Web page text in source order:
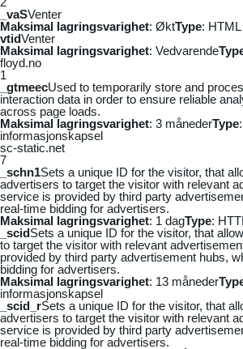
_vaSVenter
Maksimal lagringsvarighet: ØktType:
vtidVenter
Maksimal lagringsvarighet: Vedvarende
floyd.no
1
_gtmeecUsed to temporarily store and
interaction data in order to ensure reliable
across page loads.
Maksimal lagringsvarighet: 3 månederType
informasjonskapsel
sc-static.net
7
_schn1Sets a unique ID for the visitor, that
advertisers to target the visitor with relevant
service is provided by third party
real-time bidding for advertisers.
Maksimal lagringsvarighet: 1 dagType:
_scidSets a unique ID for the visitor, that
to target the visitor with relevant
provided by third party advertisement hubs,
bidding for advertisers.
Maksimal lagringsvarighet: 13 måneder
informasjonskapsel
_scid_rSets a unique ID for the visitor, that
advertisers to target the visitor with relevant
service is provided by third party
real-time bidding for advertisers.